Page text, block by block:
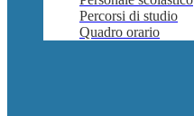
Percorsi di studio
Quadro orario